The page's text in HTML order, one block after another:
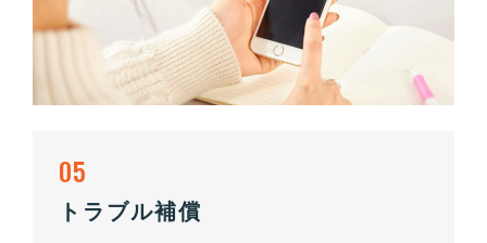
05
トラブル補償